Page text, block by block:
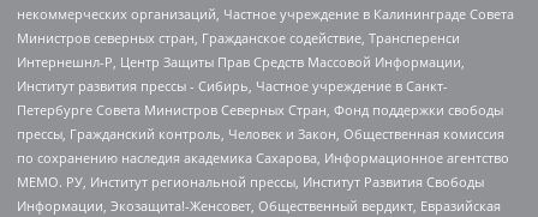
некоммерческих организаций, Частное учреждение в Калининграде Совета
Министров северных стран, Гражданское содействие, Трансперенси
Интернешнл-Р, Центр Защиты Прав Средств Массовой Информации,
Институт развития прессы - Сибирь, Частное учреждение в Санкт-
Петербурге Совета Министров Северных Стран, Фонд поддержки свободы
прессы, Гражданский контроль, Человек и Закон, Общественная комиссия
по сохранению наследия академика Сахарова, Информационное агентство
МЕМО. РУ, Институт региональной прессы, Институт Развития Свободы
Информации, Экозащита!-Женсовет, Общественный вердикт, Евразийская